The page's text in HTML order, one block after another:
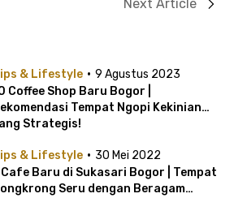
Next Article
& Lifestyle · 9 Agustus 2023
Coffee Shop Baru Bogor |
Tempat Ngopi Kekinian
Strategis!
& Lifestyle · 30 Mei 2022
Cafe Baru di Sukasari Bogor | Tempat
Seru dengan Beragam